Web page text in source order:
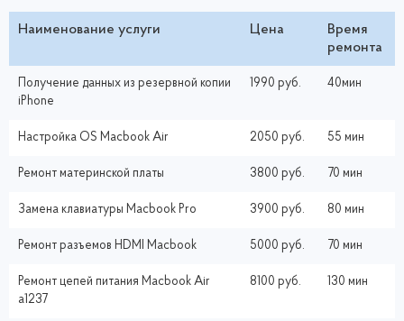
Наименование услуги Цена
Время
ремонта
Получение данных из резервной копии
iPhone
1990 руб. 40мин
Настройка ОS Macbook Air 2050 руб. 55 мин
Ремонт материнской платы 3800 руб. 70 мин
Замена клавиатуры Macbook Pro 3900 руб. 80 мин
Ремонт разъемов HDMI Macbook 5000 руб. 70 мин
Ремонт цепей питания Macbook Air
a1237
8100 руб. 130 мин